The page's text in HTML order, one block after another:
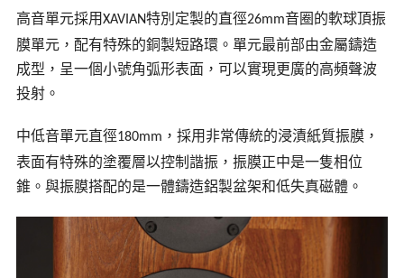
高音單元採用XAVIAN特別定製的直徑26mm音圈的軟球頂振
膜單元，配有特殊的銅製短路環。單元最前部由金屬鑄造
成型，呈一個小號角弧形表面，可以實現更廣的高頻聲波
投射。
中低音單元直徑180mm ，採用非常傳統的浸漬紙質振膜，
表面有特殊的塗覆層以控制諧振，振膜正中是一隻相位
錐 。與振膜搭配的是一體鑄造鋁製盆架和低失真磁體。